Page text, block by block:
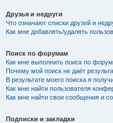
Друзья и недруги
Что означают списки друзей и
Как мне добавлять/удалять
Поиск по форумам
Как мне выполнить поиск по
Почему мой поиск не даёт
В результате моего поиска я
Как мне найти пользователя
Как мне найти свои сообщения и
Подписки и закладки